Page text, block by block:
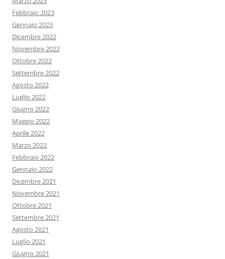
Febbraio 2023
Gennaio 2023
Dicembre 2022
Novembre 2022
Ottobre 2022
Settembre 2022
Agosto 2022
Luglio 2022
Giugno 2022
Maggio 2022
Aprile 2022
Marzo 2022
Febbraio 2022
Gennaio 2022
Dicembre 2021
Novembre 2021
Ottobre 2021
Settembre 2021
Agosto 2021
Luglio 2021
Giugno 2021